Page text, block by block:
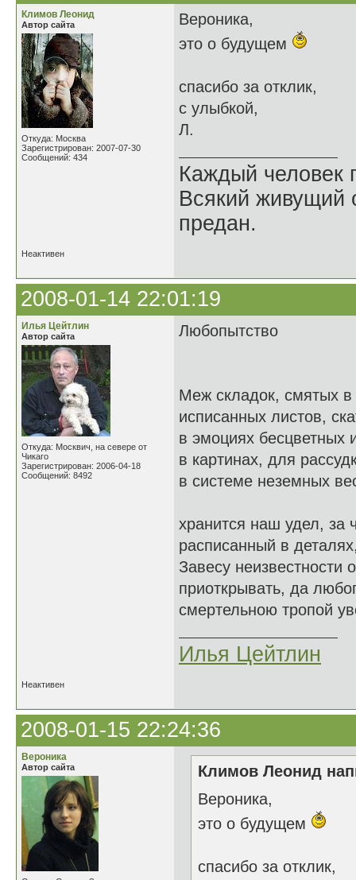
Климов Леонид
Автор сайта
Откуда: Москва
Зарегистрирован: 2007-07-30
Сообщений: 434
Вероника,
это о будущем
спасибо за отклик,
с улыбкой,
Л.
Каждый человек
Всякий живущий
предан.
Неактивен
2008-01-14 22:01:19
Илья Цейтлин
Автор сайта
Откуда: Москвич, на севере от
Чикаго
Зарегистрирован: 2006-04-18
Сообщений: 8492
Любопытство
Меж складок, смятых в
исписанных листов,
в эмоциях бесцветных
в картинах, для
в системе неземных
хранится наш удел, за
расписанный в
Завесу неизвестности
приоткрывать, да
смертельною тропой
Илья Цейтлин
Неактивен
2008-01-15 22:24:36
Вероника
Автор сайта
Климов Леонид
Вероника,
это о будущем
спасибо за отклик,